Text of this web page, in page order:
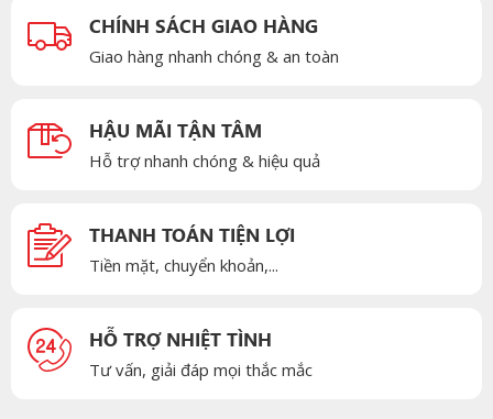
CHÍNH SÁCH GIAO HÀNG
Giao hàng nhanh chóng & an toàn
HẬU MÃI TẬN TÂM
Hỗ trợ nhanh chóng & hiệu quả
THANH TOÁN TIỆN LỢI
Tiền mặt, chuyển khoản,...
HỖ TRỢ NHIỆT TÌNH
Tư vấn, giải đáp mọi thắc mắc